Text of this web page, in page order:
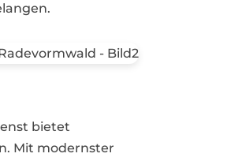
bietet
Mit modernster